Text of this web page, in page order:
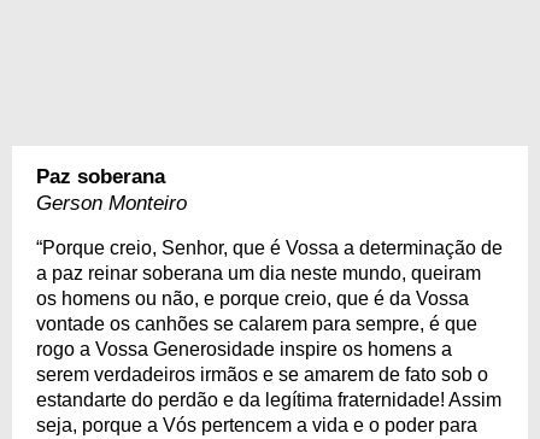
Paz soberana
Gerson Monteiro
“Porque creio, Senhor, que é Vossa a determinação de
a paz reinar soberana um dia neste mundo, queiram
os homens ou não, e porque creio, que é da Vossa
vontade os canhões se calarem para sempre, é que
rogo a Vossa Generosidade inspire os homens a
serem verdadeiros irmãos e se amarem de fato sob o
estandarte do perdão e da legítima fraternidade! Assim
seja, porque a Vós pertencem a vida e o poder para